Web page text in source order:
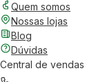
Quem somos
Nossas lojas
Blog
Dúvidas
Central de vendas